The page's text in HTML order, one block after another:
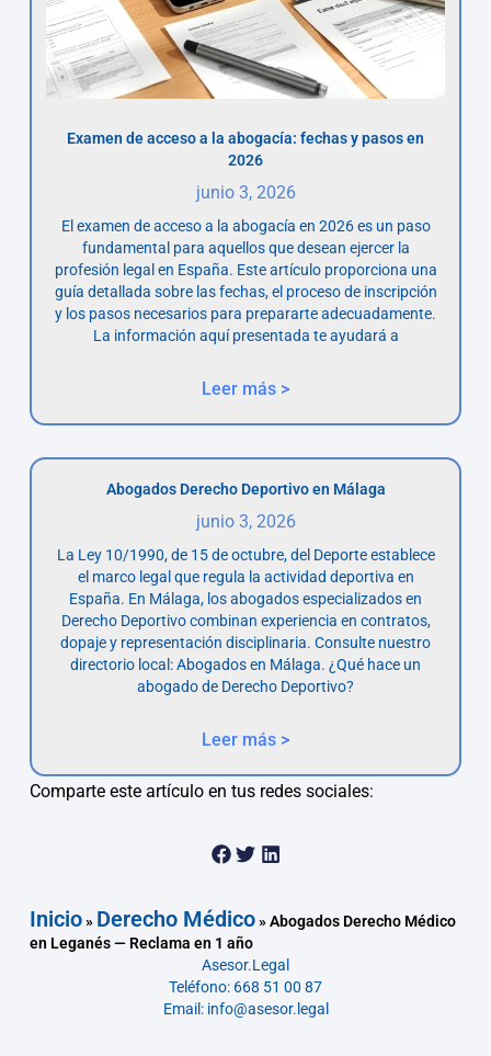
Examen de acceso a la abogacía: fechas y pasos en
2026
junio 3, 2026
El examen de acceso a la abogacía en 2026 es un paso
fundamental para aquellos que desean ejercer la
profesión legal en España. Este artículo proporciona una
guía detallada sobre las fechas, el proceso de inscripción
y los pasos necesarios para prepararte adecuadamente.
La información aquí presentada te ayudará a
Leer más >
Abogados Derecho Deportivo en Málaga
junio 3, 2026
La Ley 10/1990, de 15 de octubre, del Deporte establece
el marco legal que regula la actividad deportiva en
España. En Málaga, los abogados especializados en
Derecho Deportivo combinan experiencia en contratos,
dopaje y representación disciplinaria. Consulte nuestro
directorio local: Abogados en Málaga. ¿Qué hace un
abogado de Derecho Deportivo?
Leer más >
Comparte este artículo en tus redes sociales:
Inicio» Derecho Médico»Abogados Derecho Médico
en Leganés — Reclama en 1 año
Asesor.Legal
Teléfono: 668 51 00 87
Email: info@asesor.legal